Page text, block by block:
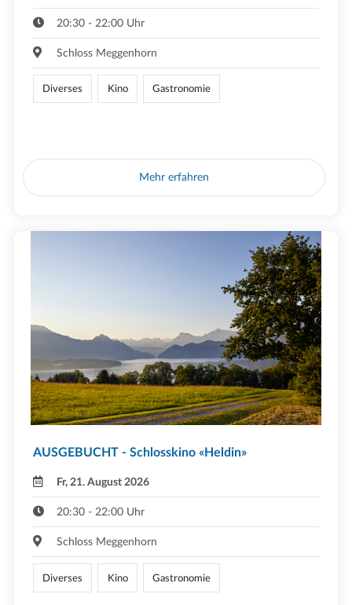
20:30 - 22:00 Uhr
Schloss Meggenhorn
Diverses Kino Gastronomie
Mehr erfahren
AUSGEBUCHT - Schlosskino «Heldin»
Fr, 21. August 2026
20:30 - 22:00 Uhr
Schloss Meggenhorn
Diverses Kino Gastronomie